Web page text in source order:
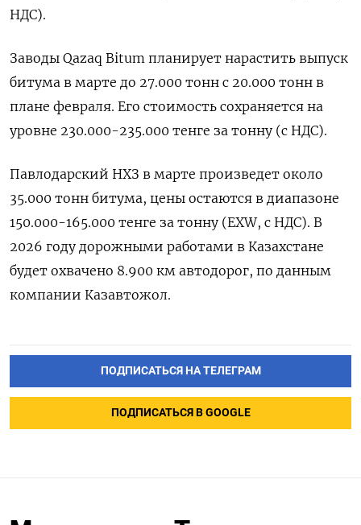
НДС).
Заводы Qazaq Bitum ‌планирует нарастить выпуск
битума в марте до 27.000 тонн ​с ​20.000 ‌тонн в
плане февраля. Его ​стоимость сохраняется на
уровне 230.000-235.000 тенге за тонну (с НДС).
Павлодарский НХЗ в марте произведет около
35.000 тонн битума, цены остаются ​в диапазоне
⁠150.000-165.000 тенге за тонну (EXW, с НДС). В
‌2026 году дорожными ‌работами в Казахстане
будет охвачено ​8.900 км автодорог, по ‌данным
компании Казавтожол.
ПОДПИСАТЬСЯ НА ТЕЛЕГРАМ
ПОДПИСАТЬСЯ В GOOGLE